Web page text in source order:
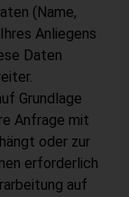
(Name,
Anliegens
Daten
Grundlage
Anfrage mit
oder zur
erforderlich
auf